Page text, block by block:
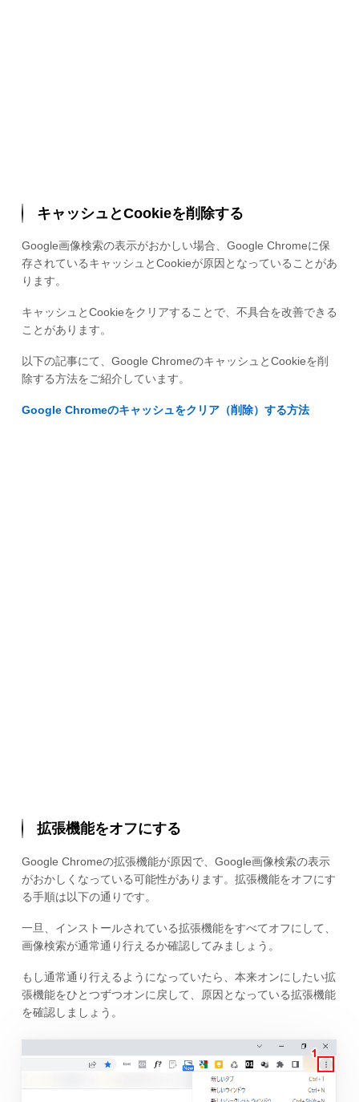
キャッシュとCookieを削除する
Google画像検索の表示がおかしい場合、Google Chromeに保
存されているキャッシュとCookieが原因となっていることがあ
ります。
キャッシュとCookieをクリアすることで、不具合を改善できる
ことがあります。
以下の記事にて、Google ChromeのキャッシュとCookieを削
除する方法をご紹介しています。
Google Chromeのキャッシュをクリア（削除）する方法
拡張機能をオフにする
Google Chromeの拡張機能が原因で、Google画像検索の表示
がおかしくなっている可能性があります。拡張機能をオフにす
る手順は以下の通りです。
一旦、インストールされている拡張機能をすべてオフにして、
画像検索が通常通り行えるか確認してみましょう。
もし通常通り行えるようになっていたら、本来オンにしたい拡
張機能をひとつずつオンに戻して、原因となっている拡張機能
を確認しましょう。